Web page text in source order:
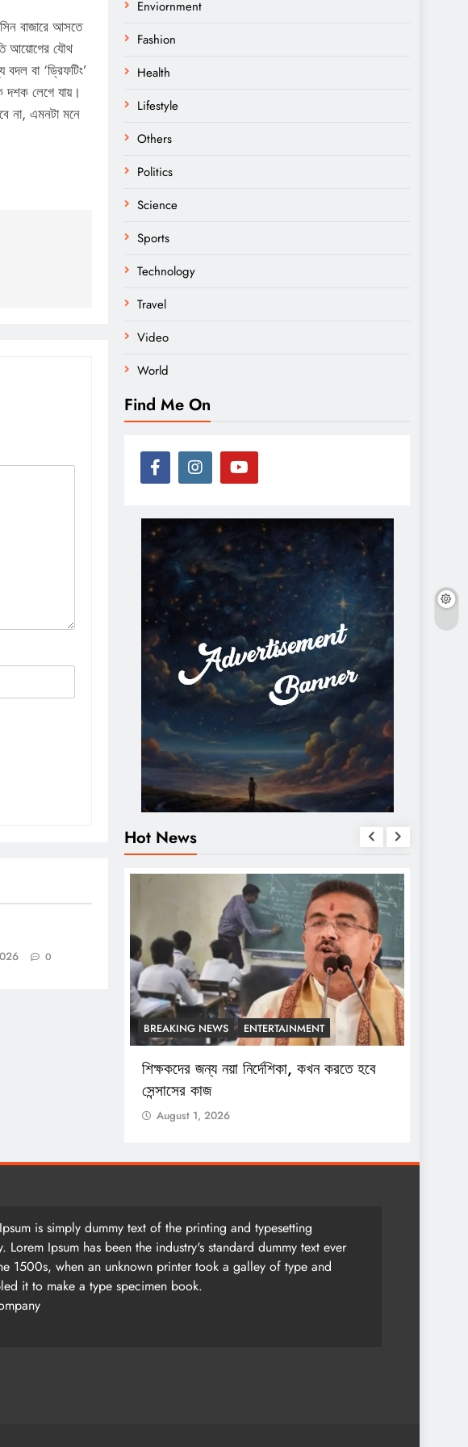
বাজারে আসতে
আয়োগের যৌথ
বা ‘ড্রিফটিং’
দশক লেগে যায়।
না, এমনটা মনে
0
Enviornment
Fashion
Health
Lifestyle
Others
Politics
Science
Sports
Technology
Travel
Video
World
Find Me On
Hot News
BREAKING NEWS ENTERTAINMENT
শিক্ষকদের জন্য নয়া নির্দেশিকা, কখন করতে হবে
সেন্সাসের কাজ
August 1, 2026
is simply dummy text of the printing and typesetting
Lorem Ipsum has been the industry's standard dummy text ever
1500s, when an unknown printer took a galley of type and
it to make a type specimen book.